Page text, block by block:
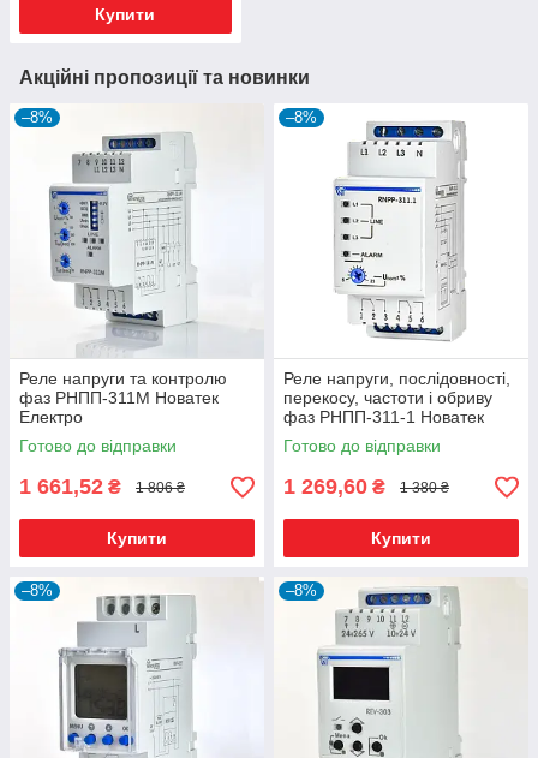
Купити
Акційні пропозиції та новинки
–8%
Реле напруги та контролю
фаз РНПП-311М Новатек
Електро
Готово до відправки
1 661,52 ₴ 1 806 ₴
Купити
–8%
Реле напруги, послідовності,
перекосу, частоти і обриву
фаз РНПП-311-1 Новатек
Електро
Готово до відправки
1 269,60 ₴ 1 380 ₴
Купити
–8% –8%